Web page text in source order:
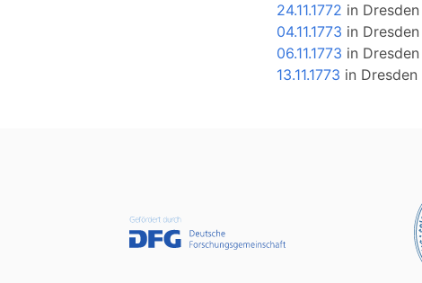
24.11.1772 in Dresden
04.11.1773 in Dresden
06.11.1773 in Dresden
13.11.1773 in Dresden